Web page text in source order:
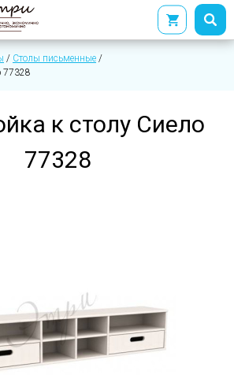
/ Столы письменные /
77328
к столу Сиело
77328